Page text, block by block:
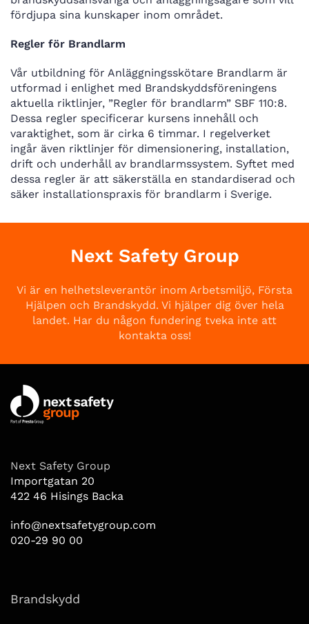
fördjupa sina kunskaper inom området.
Regler för Brandlarm
Vår utbildning för Anläggningsskötare Brandlarm är
utformad i enlighet med Brandskyddsföreningens
aktuella riktlinjer, ”Regler för brandlarm” SBF 110:8.
Dessa regler specificerar kursens innehåll och
varaktighet, som är cirka 6 timmar. I regelverket
ingår även riktlinjer för dimensionering, installation,
drift och underhåll av brandlarmssystem. Syftet med
dessa regler är att säkerställa en standardiserad och
säker installationspraxis för brandlarm i Sverige.
Next Safety Group
Vi är en helhetsleverantör inom Arbetsmiljö, Första
Hjälpen och Brandskydd. Vi hjälper dig över hela
landet. Har du någon fundering tveka inte att
kontakta oss!
Next Safety Group
Importgatan 20
422 46 Hisings Backa
info@nextsafetygroup.com
020-29 90 00
Brandskydd